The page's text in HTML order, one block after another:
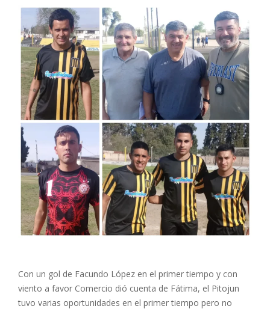
Con un gol de Facundo López en el primer tiempo y con
viento a favor Comercio dió cuenta de Fátima, el Pitojun
tuvo varias oportunidades en el primer tiempo pero no